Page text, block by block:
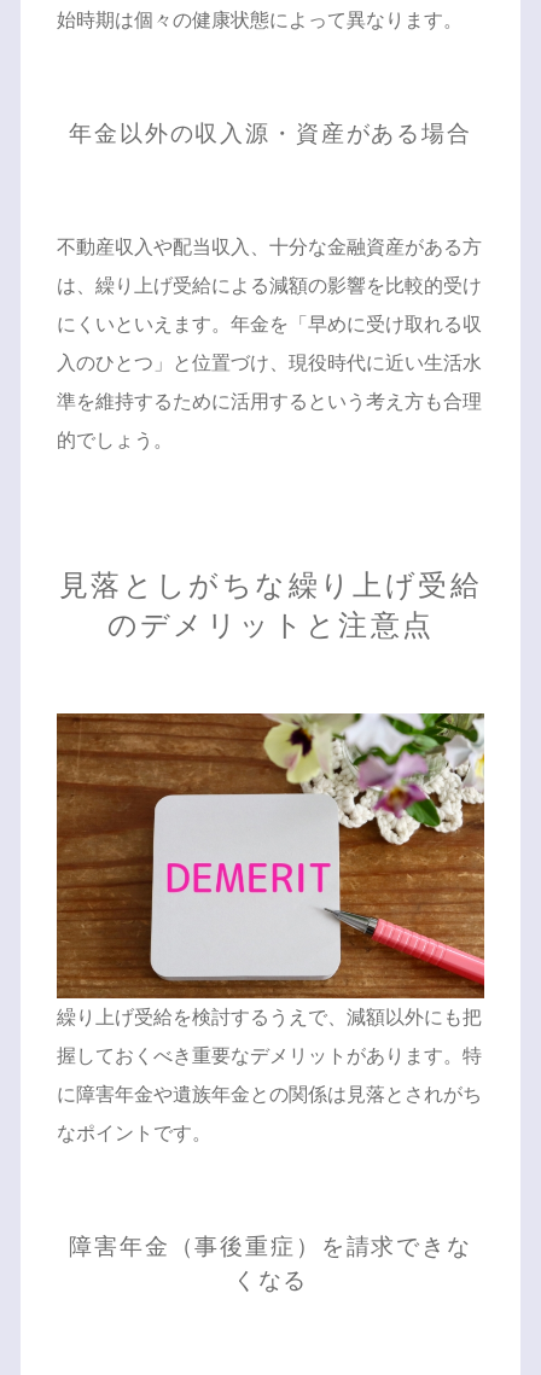
始時期は個々の健康状態によって異なります。
年金以外の収入源・資産がある場合
不動産収入や配当収入、十分な金融資産がある方
は、繰り上げ受給による減額の影響を比較的受け
にくいといえます。年金を「早めに受け取れる収
入のひとつ」と位置づけ、現役時代に近い生活水
準を維持するために活用するという考え方も合理
的でしょう。
見落としがちな繰り上げ受給
のデメリットと注意点
繰り上げ受給を検討するうえで、減額以外にも把
握しておくべき重要なデメリットがあります。特
に障害年金や遺族年金との関係は見落とされがち
なポイントです。
障害年金（事後重症）を請求できな
くなる